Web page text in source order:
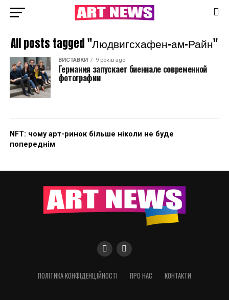
All posts tagged "Людвигсхафен-ам-Райн"
ВИСТАВКИ 9 років ago
Германия запускает биеннале современной
фотографии
NFT: чому арт-ринок більше ніколи не буде
попереднім
ПОЛІТИКА КОНФІДЕНЦІЙНОСТІ ПРО НАС КОНТАКТИ